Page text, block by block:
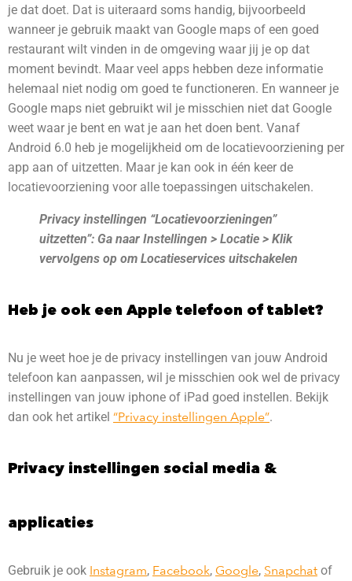
je dat doet. Dat is uiteraard soms handig, bijvoorbeeld
wanneer je gebruik maakt van Google maps of een goed
restaurant wilt vinden in de omgeving waar jij je op dat
moment bevindt. Maar veel apps hebben deze informatie
helemaal niet nodig om goed te functioneren. En wanneer je
Google maps niet gebruikt wil je misschien niet dat Google
weet waar je bent en wat je aan het doen bent. Vanaf
Android 6.0 heb je mogelijkheid om de locatievoorziening per
app aan of uitzetten. Maar je kan ook in één keer de
locatievoorziening voor alle toepassingen uitschakelen.
Privacy instellingen “Locatievoorzieningen”
uitzetten”: Ga naar Instellingen > Locatie > Klik
vervolgens op om Locatieservices uitschakelen
Heb je ook een Apple telefoon of tablet?
Nu je weet hoe je de privacy instellingen van jouw Android
telefoon kan aanpassen, wil je misschien ook wel de privacy
instellingen van jouw iphone of iPad goed instellen. Bekijk
dan ook het artikel “Privacy instellingen Apple”.
Privacy instellingen social media &
applicaties
Gebruik je ook Instagram, Facebook, Google, Snapchat of